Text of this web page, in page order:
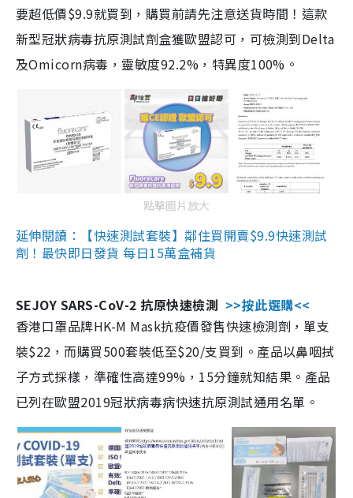
要超低價$9.9就買到，購買前請先注意送貨時間！這款
新型冠狀病毒抗原測試劑盒獲歐盟認可，可檢測到Delta
及Omicorn病毒，靈敏度92.2%，特異度100%。
點擊圖片放大
延伸閱讀：【快速測試套裝】鄰住買開賣$9.9快速測試
劑！最快即日發貨 每日15萬盒補貨
SEJOY SARS-CoV-2 抗原快速檢測 >>按此選購<<
香港口罩品牌HK-M Mask抗疫價發售快速檢測劑，單支
裝$22，而購買500套裝低至$20/支買到。產品以鼻咽拭
子方式採樣，準確性高達99%，15分鐘就知結果。產品
已列在歐盟2019冠狀病毒病快速抗原測試通用名單。